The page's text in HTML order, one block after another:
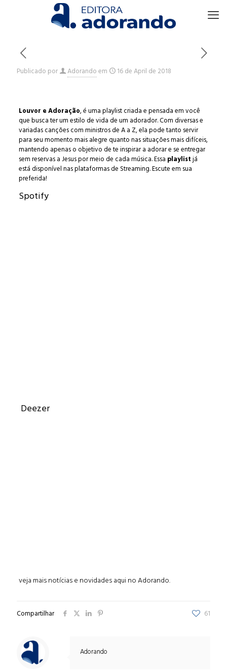
Publicado por Adorandoem 16 de April de 2018
Louvor e Adoração, é uma playlist criada e pensada em você
que busca ter um estilo de vida de um adorador. Com diversas e
variadas canções com ministros de A a Z, ela pode tanto servir
para seu momento mais alegre quanto nas situações mais difíceis,
mantendo apenas o objetivo de te inspirar a adorar e se entregar
sem reservas a Jesus por meio de cada música. Essa playlistjá
está disponível nas plataformas de Streaming. Escute em sua
preferida!
Spotify
Deezer
veja mais notícias e novidades aqui no Adorando.
Compartilhar 61
Adorando